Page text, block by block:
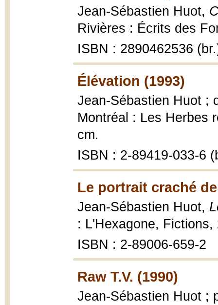
Jean-Sébastien Huot,
Rivières : Écrits des
ISBN : 2890462536
Élévation (1993)
Jean-Sébastien Huot ;
Montréal : Les Herbes
cm.
ISBN : 2-89419-033-6
Le portrait craché
Jean-Sébastien Huot,
: L'Hexagone, Fictions,
ISBN : 2-89006-659-2
Raw T.V. (1990)
Jean-Sébastien Huot ;